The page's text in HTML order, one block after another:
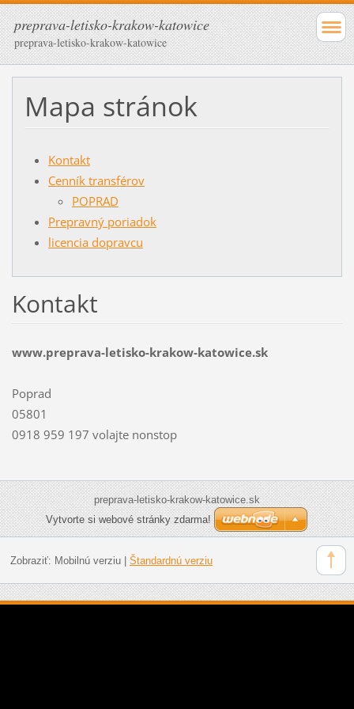
preprava-letisko-krakow-katowice
preprava-letisko-krakow-katowice
Mapa stránok
Kontakt
Cenník transférov
POPRAD
Prepravný poriadok
licencia dopravcu
Kontakt
www.preprava-letisko-krakow-katowice.sk
Poprad
05801
0918 959 197 volajte nonstop
preprava-letisko-krakow-katowice.sk
Vytvorte si webové stránky zdarma!
Zobraziť: Mobilnú verziu| Štandardnú verziu